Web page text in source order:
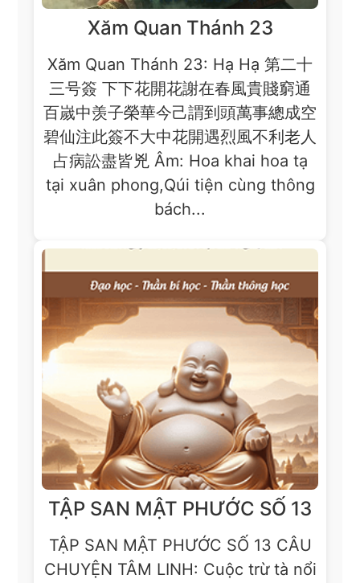
Xăm Quan Thánh 23
Xăm Quan Thánh 23: Hạ Hạ 第二十
三号簽 下下花開花謝在春風貴賤窮通
百嵗中羡子榮華今己謂到頭萬事總成空
碧仙注此簽不大中花開遇烈風不利老人
占病訟盡皆兇 Âm: Hoa khai hoa tạ
tại xuân phong,Qúi tiện cùng thông
bách...
TẬP SAN MẬT PHƯỚC SỐ 13
TẬP SAN MẬT PHƯỚC SỐ 13 CÂU
CHUYỆN TÂM LINH: Cuộc trừ tà nổi